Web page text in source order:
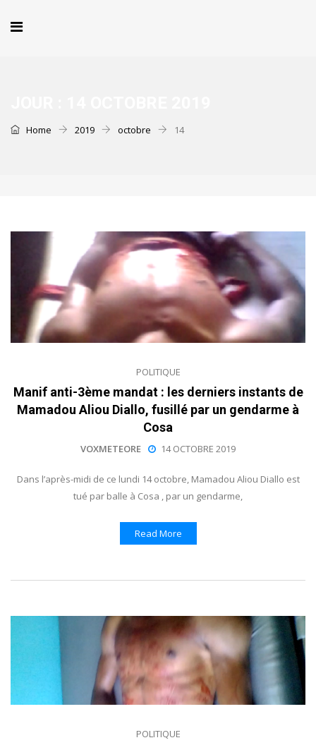
Home 2019 octobre 14
POLITIQUE
Manif anti-3ème mandat : les derniers instants de
Mamadou Aliou Diallo, fusillé par un gendarme à
Cosa
VOXMETEORE 14 OCTOBRE 2019
Dans l’après-midi de ce lundi 14 octobre, Mamadou Aliou Diallo est
tué par balle à Cosa , par un gendarme,
Read More
POLITIQUE